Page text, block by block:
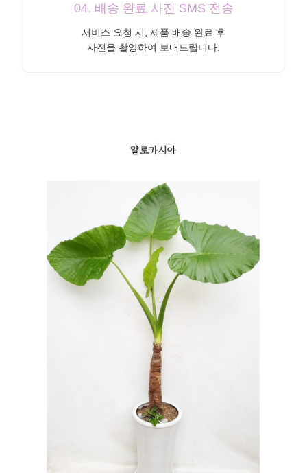
04. 배송 완료 사진 SMS 전송
서비스 요청 시, 제품 배송 완료 후
사진을 촬영하여 보내드립니다.